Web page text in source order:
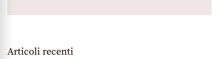
Articoli recenti